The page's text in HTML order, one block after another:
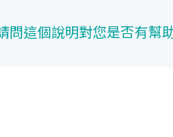
問這個說明對您是否有幫